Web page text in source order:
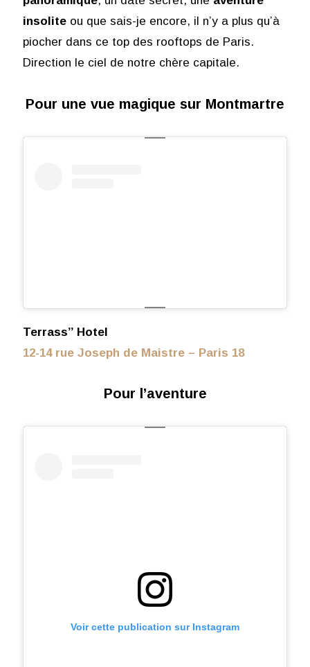
insoliteou que sais-je encore, il n’y a plus qu’à
piocher dans ce top des rooftops de Paris.
Direction le ciel de notre chère capitale.
Pour une vue magique sur Montmartre
Terrass’’ Hotel
12-14 rue Joseph de Maistre – Paris 18
Pour l’aventure
Voir cette publication sur Instagram